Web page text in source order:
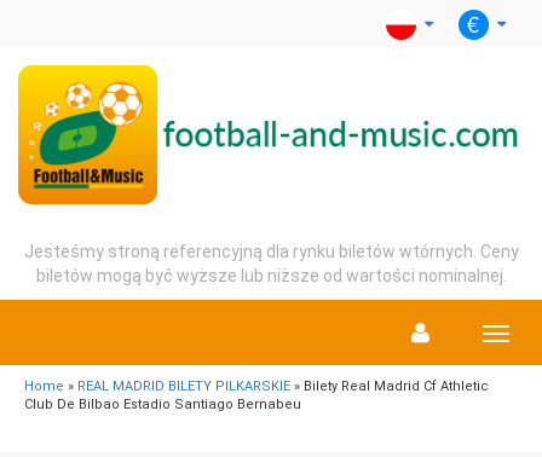
Jesteśmy stroną referencyjną dla rynku biletów wtórnych. Ceny
biletów mogą być wyższe lub niższe od wartości nominalnej.
Menu
Home » REAL MADRID BILETY PILKARSKIE » Bilety Real Madrid Cf Athletic
Club De Bilbao Estadio Santiago Bernabeu